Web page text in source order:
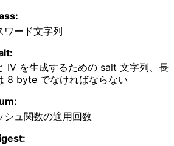
ワード文字列
IV を生成するための salt 文字列、長
8 byte でなければならない
シュ関数の適用回数